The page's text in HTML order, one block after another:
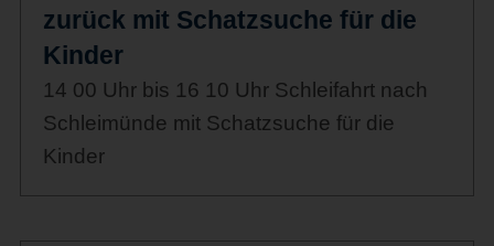
zurück mit Schatzsuche für die
Kinder
14 00 Uhr bis 16 10 Uhr Schleifahrt nach
Schleimünde mit Schatzsuche für die
Kinder